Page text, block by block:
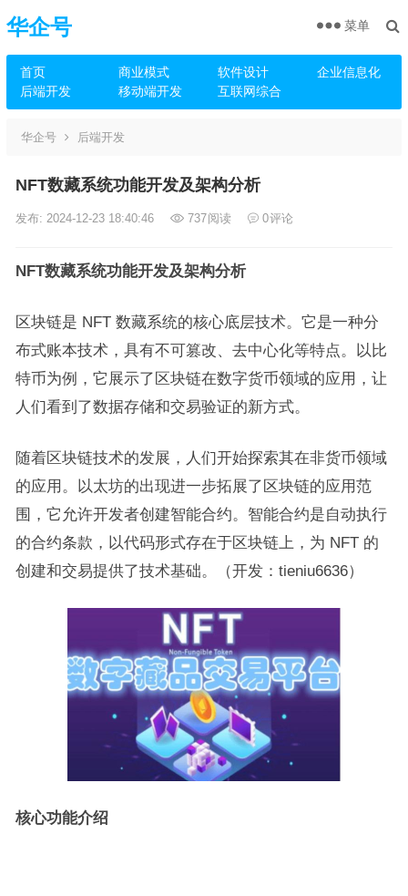
华企号
首页 商业模式 软件设计
企业信息化
后端开发
移动端开发 互联网综合
菜单
华企号 后端开发
NFT数藏系统功能开发及架构分析
发布: 2024-12-23 18:40:46 737阅读 0评论
NFT数藏系统功能开发及架构分析
区块链是 NFT 数藏系统的核心底层技术。它是一种分
布式账本技术，具有不可篡改、去中心化等特点。以比
特币为例，它展示了区块链在数字货币领域的应用，让
人们看到了数据存储和交易验证的新方式。
随着区块链技术的发展，人们开始探索其在非货币领域
的应用。以太坊的出现进一步拓展了区块链的应用范
围，它允许开发者创建智能合约。智能合约是自动执行
的合约条款，以代码形式存在于区块链上，为 NFT 的
创建和交易提供了技术基础。（开发：tieniu6636）
核心功能介绍